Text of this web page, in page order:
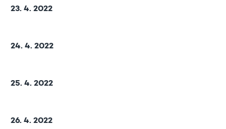
23. 4. 2022
24. 4. 2022
25. 4. 2022
26. 4. 2022